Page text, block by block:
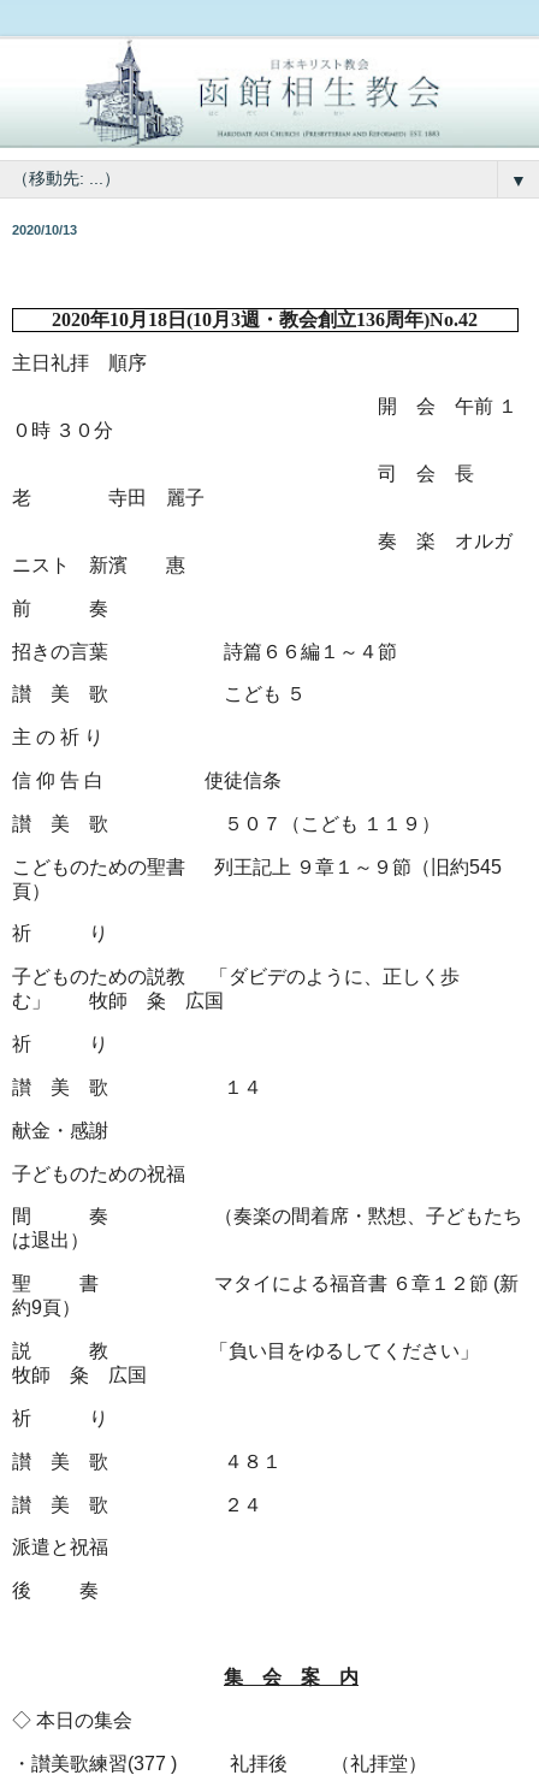
▼
2020/10/13
2020年10月 18 日(10月3週・教会創立136周年)No.42
主日礼拝 順序
開 会 午前 １
０時 ３０分
司 会 長
老 寺田 麗子
奏 楽 オルガ
ニスト 新濱 惠
前 奏
招きの言葉 詩篇６６編１～４節
讃 美 歌 こども ５
主 の 祈 り
信 仰 告 白 使徒信条
讃 美 歌 ５０７（こども １１９）
こどものための聖書 列王記上 ９章１～９節（旧約545
頁）
祈 り
子どものための説教
「ダビデのように、正しく歩
む」 牧師 粂 広国
祈 り
讃 美 歌 １４
献金・感謝
子どものための祝福
間 奏
（奏楽の間着席・黙想、子どもたち
は退出）
聖 書 マタイによる福音書 ６章１２節 (新
約9頁）
説 教
「負い目をゆるしてください」
牧師 粂 広国
祈 り
讃 美 歌 ４８１
讃 美 歌 ２４
派遣と祝福
後 奏
集 会 案 内
◇ 本日の集会
・讃美歌練習(377 ) 礼拝後 （礼拝堂）